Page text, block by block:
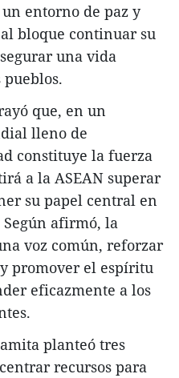
entorno de paz y
bloque continuar su
una vida
que, en un
lleno de
constituye la fuerza
a la ASEAN superar
su papel central en
afirmó, la
voz común, reforzar
promover el espíritu
eficazmente a los
planteó tres
recursos para